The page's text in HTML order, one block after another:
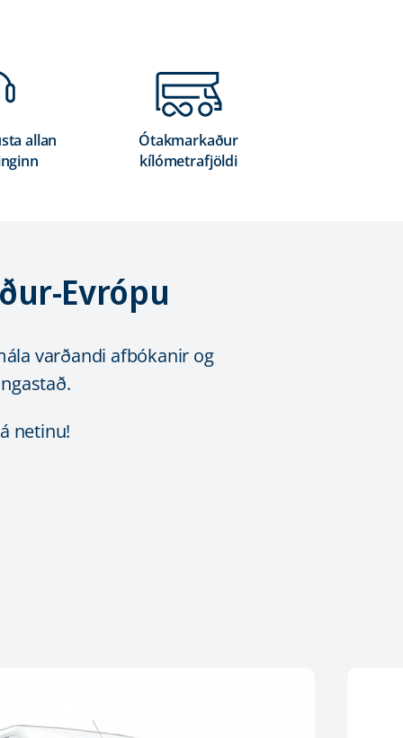
allan
Ótakmarkaður
kílómetrafjöldi
Evrópu
varðandi afbókanir og
netinu!